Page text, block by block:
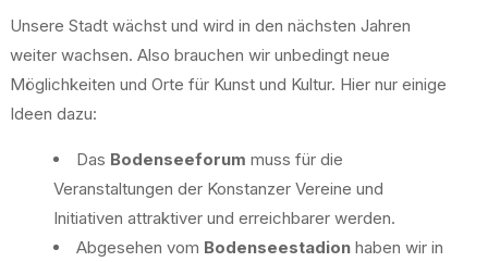
Unsere Stadt wächst und wird in den nächsten Jahren
weiter wachsen. Also brauchen wir unbedingt neue
Möglichkeiten und Orte für Kunst und Kultur. Hier nur einige
Ideen dazu:
Das Bodenseeforum muss für die
Veranstaltungen der Konstanzer Vereine und
Initiativen attraktiver und erreichbarer werden.
Abgesehen vom Bodenseestadion haben wir in